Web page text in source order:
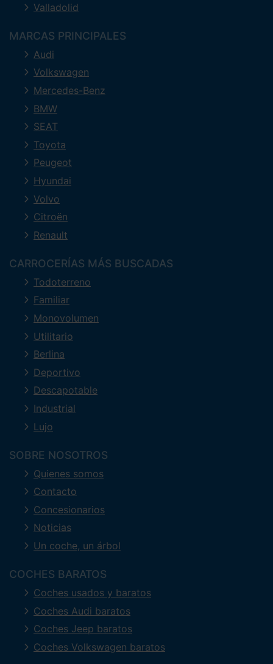
Valladolid
MARCAS PRINCIPALES
Audi
Volkswagen
Mercedes-Benz
BMW
SEAT
Toyota
Peugeot
Hyundai
Volvo
Citroën
Renault
CARROCERÍAS MÁS BUSCADAS
Todoterreno
Familiar
Monovolumen
Utilitario
Berlina
Deportivo
Descapotable
Industrial
Lujo
SOBRE NOSOTROS
Quienes somos
Contacto
Concesionarios
Noticias
Un coche, un árbol
COCHES BARATOS
Coches usados y baratos
Coches Audi baratos
Coches Jeep baratos
Coches Volkswagen baratos